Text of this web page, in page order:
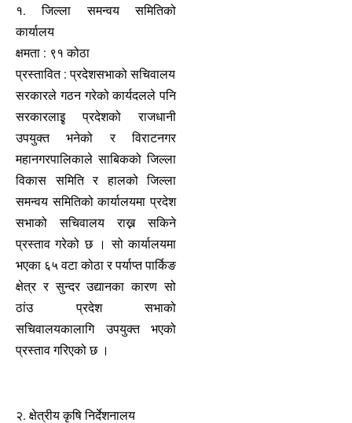
१. जिल्ला समन्वय समितिको
कार्यालय
क्षमता : ९१ कोठा
प्रस्तावित : प्रदेशसभाको सचिवालय
सरकारले गठन गरेको कार्यदलले पनि
सरकारलाइृ प्रदेशको राजधानी
उपयुक्त भनेको र विराटनगर
महानगरपालिकाले साबिकको जिल्ला
विकास समिति र हालको जिल्ला
समन्वय समितिको कार्यालयमा प्रदेश
सभाको सचिवालय राख्न सकिने
प्रस्ताव गरेको छ । सो कार्यालयमा
भएका ६५ वटा कोठा र पर्याप्त पार्किङ
क्षेत्र र सुन्दर उद्यानका कारण सो
ठांउ प्रदेश सभाको
सचिवालयकालागि उपयुक्त भएको
प्रस्ताव गरिएको छ ।
२. क्षेत्रीय कृषि निर्देशनालय